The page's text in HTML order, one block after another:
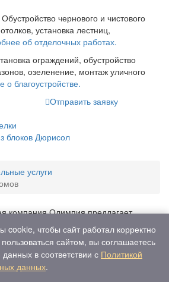
Обустройство чернового и чистового
установка лестниц,
об отделочных работах.
ограждений, обустройство
озеленение, монтаж уличного
о благоустройстве.
Отправить заявку
блоков Дюрисол
услуги
компания Олимпия предлагает
на ремонт офисных помещений.
+7 (495) 973-13-13
поставки материалов и другим
обращаться исключительно на
чтобы сайт работал корректно
сайтом, вы соглашаетесь
в соответствии с Политикой
данных.